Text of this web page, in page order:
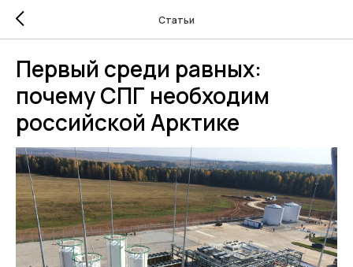
Статьи
Первый среди равных:
почему СПГ необходим
российской Арктике